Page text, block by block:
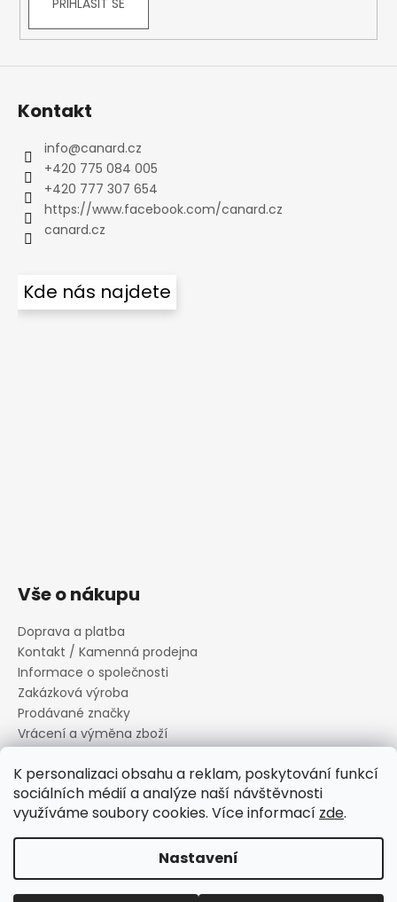
K personalizaci obsahu a reklam, poskytování funkcí
sociálních médií a analýze naší návštěvnosti
využíváme soubory cookies. Více informací zde.
Nastavení
PŘIHLÁSIT SE
Kontakt
info@canard.cz
+420 775 084 005
+420 777 307 654
https://www.facebook.com/canard.cz
canard.cz
Kde nás najdete
Vše o nákupu
Doprava a platba
Kontakt / Kamenná prodejna
Informace o společnosti
Zakázková výroba
Prodávané značky
Vrácení a výměna zboží
Informace o souborech cookies
Reklamační řád
Obchodní podmínky
Copyright 2026Canard s.r.o.. Všechna práva vyhrazena.